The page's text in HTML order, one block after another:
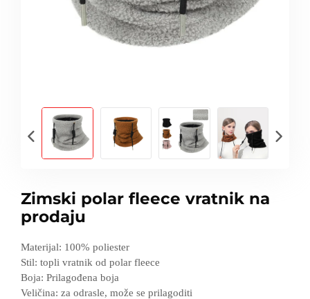
Zimski polar fleece vratnik na
prodaju
Materijal: 100% poliester
Stil: topli vratnik od polar fleece
Boja: Prilagođena boja
Veličina: za odrasle, može se prilagoditi